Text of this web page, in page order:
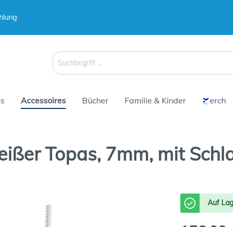
Accessoires Bücher Familie & Kinder erch
& Koffer Schirme
Topas, 7mm, mit
Auf
Schirme